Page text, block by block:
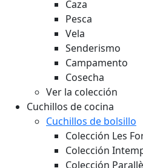
Caza
Pesca
Vela
Senderismo
Campamento
Cosecha
Ver la colección
Cuchillos de cocina
Cuchillos de bolsillo
Colección Les
Colección
Colección